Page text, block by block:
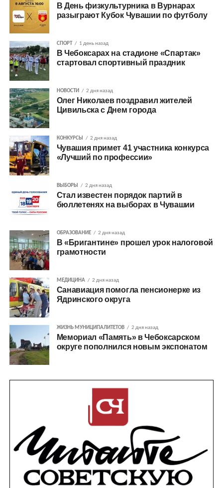
В День физкультурника в Вурнарах
разыграют Кубок Чувашии по футболу
СПОРТ 1 день назад
В Чебоксарах на стадионе «Спартак»
стартовал спортивный праздник
НОВОСТИ 2 дня назад
Олег Николаев поздравил жителей
Цивильска с Днем города
КОНКУРСЫ 2 дня назад
Чувашия примет 41 участника конкурса
«Лучший по профессии»
ВЫБОРЫ 2 дня назад
Стал известен порядок партий в
бюллетенях на выборах в Чувашии
ОБРАЗОВАНИЕ 2 дня назад
В «Бригантине» прошел урок налоговой
грамотности
МЕДИЦИНА 2 дня назад
Санавиация помогла пенсионерке из
Ядринского округа
ЖИЗНЬ МУНИЦИПАЛИТЕТОВ 2 дня назад
Мемориал «Память» в Чебоксарском
округе пополнился новым экспонатом